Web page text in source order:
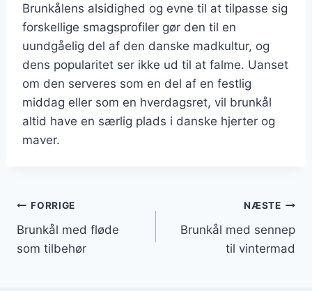
Brunkålens alsidighed og evne til at tilpasse sig
forskellige smagsprofiler gør den til en
uundgåelig del af den danske madkultur, og
dens popularitet ser ikke ud til at falme. Uanset
om den serveres som en del af en festlig
middag eller som en hverdagsret, vil brunkål
altid have en særlig plads i danske hjerter og
maver.
Indlægsnavigation
FORRIGE
Brunkål med fløde
som tilbehør
NÆSTE
Brunkål med sennep
til vintermad